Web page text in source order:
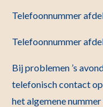
Telefoonnummer
Telefoonnummer
Bij problemen ’s
telefonisch contact
het algemene